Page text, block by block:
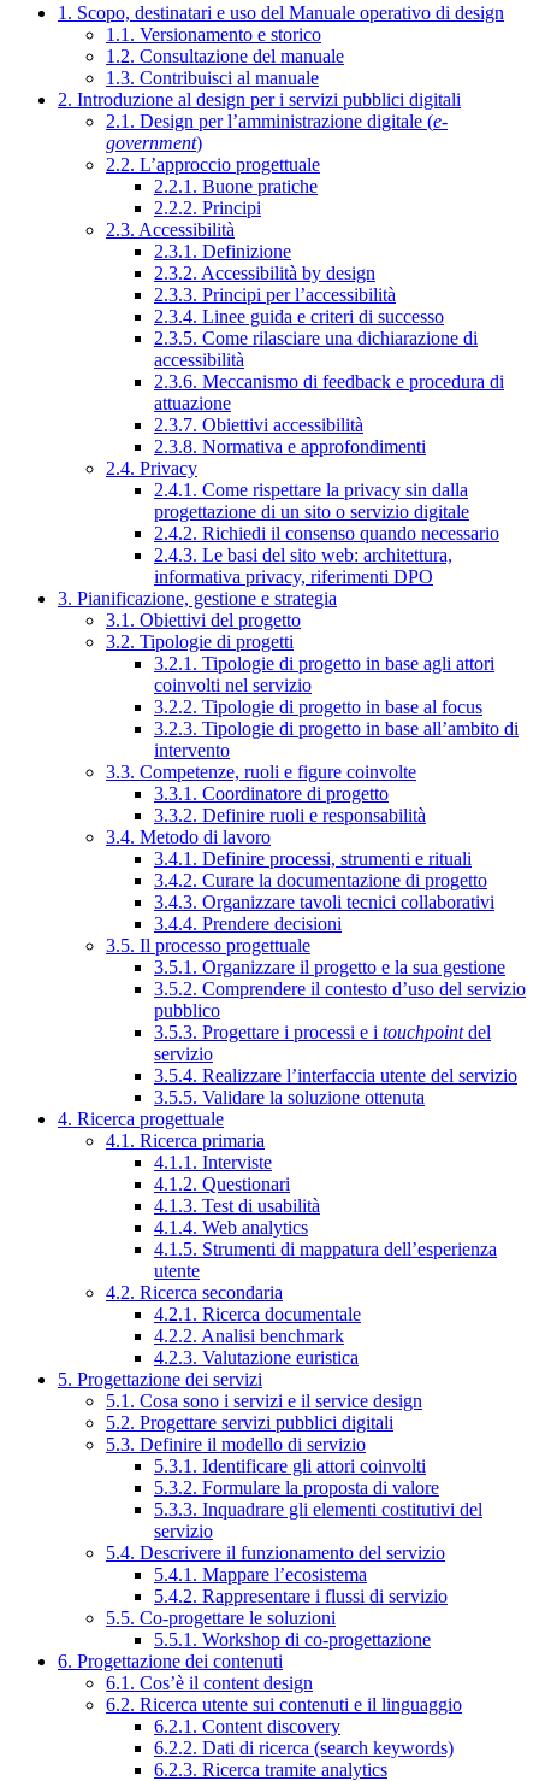
1. Scopo, destinatari e uso del Manuale operativo di design
1.1. Versionamento e storico
1.2. Consultazione del manuale
1.3. Contribuisci al manuale
2. Introduzione al design per i servizi pubblici digitali
2.1. Design per l’amministrazione digitale (e-
government)
2.2. L’approccio progettuale
2.2.1. Buone pratiche
2.2.2. Principi
2.3. Accessibilità
2.3.1. Definizione
2.3.2. Accessibilità by design
2.3.3. Principi per l’accessibilità
2.3.4. Linee guida e criteri di successo
2.3.5. Come rilasciare una dichiarazione di
accessibilità
2.3.6. Meccanismo di feedback e procedura di
attuazione
2.3.7. Obiettivi accessibilità
2.3.8. Normativa e approfondimenti
2.4. Privacy
2.4.1. Come rispettare la privacy sin dalla
progettazione di un sito o servizio digitale
2.4.2. Richiedi il consenso quando necessario
2.4.3. Le basi del sito web: architettura,
informativa privacy, riferimenti DPO
3. Pianificazione, gestione e strategia
3.1. Obiettivi del progetto
3.2. Tipologie di progetti
3.2.1. Tipologie di progetto in base agli attori
coinvolti nel servizio
3.2.2. Tipologie di progetto in base al focus
3.2.3. Tipologie di progetto in base all’ambito di
intervento
3.3. Competenze, ruoli e figure coinvolte
3.3.1. Coordinatore di progetto
3.3.2. Definire ruoli e responsabilità
3.4. Metodo di lavoro
3.4.1. Definire processi, strumenti e rituali
3.4.2. Curare la documentazione di progetto
3.4.3. Organizzare tavoli tecnici collaborativi
3.4.4. Prendere decisioni
3.5. Il processo progettuale
3.5.1. Organizzare il progetto e la sua gestione
3.5.2. Comprendere il contesto d’uso del servizio
pubblico
3.5.3. Progettare i processi e i touchpointdel
servizio
3.5.4. Realizzare l’interfaccia utente del servizio
3.5.5. Validare la soluzione ottenuta
4. Ricerca progettuale
4.1. Ricerca primaria
4.1.1. Interviste
4.1.2. Questionari
4.1.3. Test di usabilità
4.1.4. Web analytics
4.1.5. Strumenti di mappatura dell’esperienza
utente
4.2. Ricerca secondaria
4.2.1. Ricerca documentale
4.2.2. Analisi benchmark
4.2.3. Valutazione euristica
5. Progettazione dei servizi
5.1. Cosa sono i servizi e il service design
5.2. Progettare servizi pubblici digitali
5.3. Definire il modello di servizio
5.3.1. Identificare gli attori coinvolti
5.3.2. Formulare la proposta di valore
5.3.3. Inquadrare gli elementi costitutivi del
servizio
5.4. Descrivere il funzionamento del servizio
5.4.1. Mappare l’ecosistema
5.4.2. Rappresentare i flussi di servizio
5.5. Co-progettare le soluzioni
5.5.1. Workshop di co-progettazione
6. Progettazione dei contenuti
6.1. Cos’è il content design
6.2. Ricerca utente sui contenuti e il linguaggio
6.2.1. Content discovery
6.2.2. Dati di ricerca (search keywords)
6.2.3. Ricerca tramite analytics